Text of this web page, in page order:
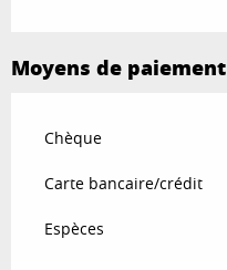
Moyens de paiement
Chèque
Carte bancaire/crédit
Espèces